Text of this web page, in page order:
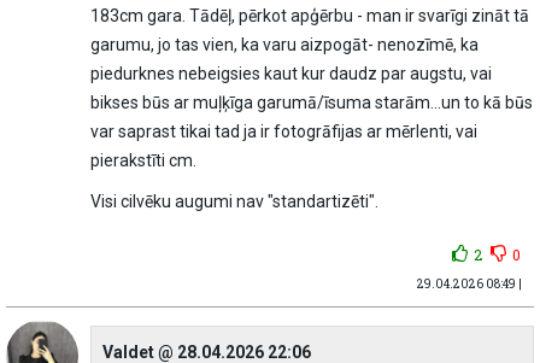
183cm gara. Tādēļ, pērkot apģērbu - man ir svarīgi zināt tā
garumu, jo tas vien, ka varu aizpogāt- nenozīmē, ka
piedurknes nebeigsies kaut kur daudz par augstu, vai
bikses būs ar muļķīga garumā/īsuma starām...un to kā būs
var saprast tikai tad ja ir fotogrāfijas ar mērlenti, vai
pierakstīti cm.
Visi cilvēku augumi nav "standartizēti".
2 0
29.04.2026 08:49 |
Valdet @ 28.04.2026 22:06